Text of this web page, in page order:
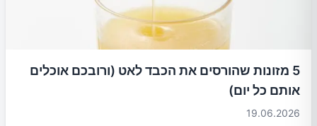
5 מזונות שהורסים את הכבד לאט (ורובכם אוכלים
אותם כל יום)
19.06.2026